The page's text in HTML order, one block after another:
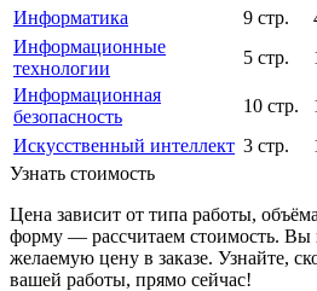
Информатика
9 стр.
Информационные
технологии
5 стр.
Информационная
безопасность
10 стр.
Искусственный интеллект 3 стр.
Узнать стоимость
Цена зависит от типа работы,
форму — рассчитаем стоимость. Вы
желаемую цену в заказе. Узнайте,
вашей работы, прямо сейчас!